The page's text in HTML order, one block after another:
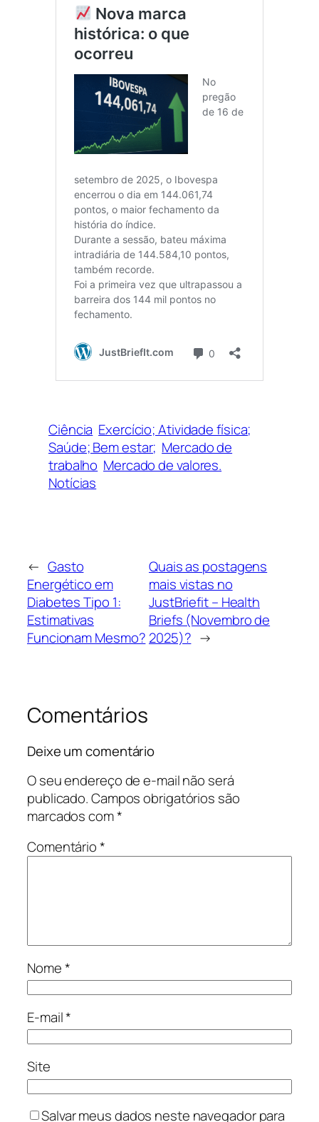
Ciência Exercício; Atividade física;
Saúde; Bem estar; Mercado de
trabalho Mercado de valores.
Notícias
← Gasto
Energético em
Diabetes Tipo 1:
Estimativas
Funcionam Mesmo?
Quais as postagens
mais vistas no
JustBriefit – Health
Briefs (Novembro de
2025)? →
Comentários
Deixe um comentário
O seu endereço de e-mail não será
publicado.Campos obrigatórios são
marcados com*
Comentário*
Nome*
E-mail*
Site
Salvar meus dados neste navegador para